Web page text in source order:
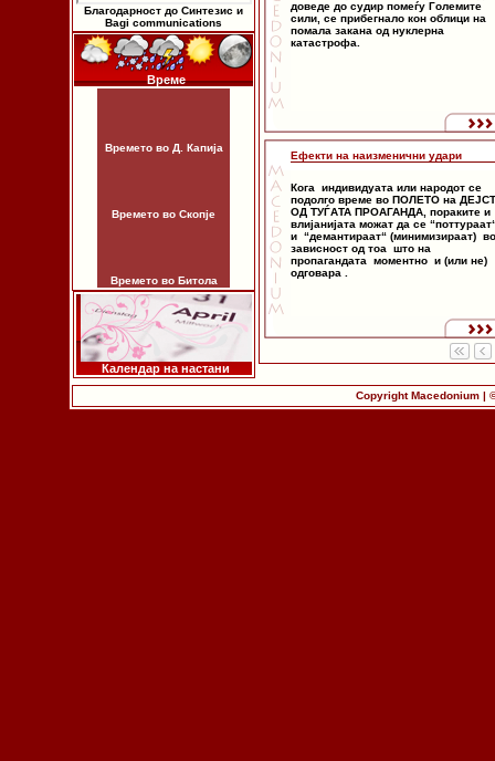
Благодарност до Синтезис и
Bagi communications
Време
Времето во Д. Капија
Времето во Скопје
Времето во Битола
Календар на настани
доведе до судир помеѓу Големите
сили, се прибегнало кон облици на
помала закана од нуклерна
катастрофа.
Ефекти на наизменични удари
Кога индивидуата или народот се
подолго време во ПОЛЕТО на
ОД ТУЃАТА ПРОАГАНДА, пораките и
влијанијата можат да се
и “демантираат“ (минимизираат) во
зависност од тоа што на
пропагандата моментно и (или не)
одговара .
Copyright Macedonium |